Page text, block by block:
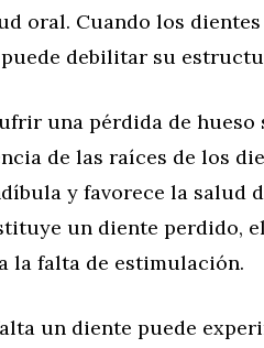
oral. Cuando los
debilitar su
una pérdida de
de las raíces de los
y favorece la salud
un diente perdido,
la falta de estimulación.
un diente puede